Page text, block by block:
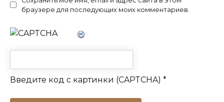
браузере для последующих моих комментариев.
Введите код с картинки (CAPTCHA) *